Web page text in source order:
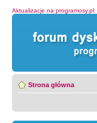
Aktualizacje na programosy.pl:
Strona główna